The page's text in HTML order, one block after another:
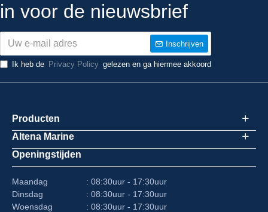
in voor de nieuwsbrief
Inschrijven
Ik heb de Privacy Policy gelezen en ga hiermee akkoord
Producten
Altena Marine
Openingstijden
Maandag : 08:30uur - 17:30uur
Dinsdag : 08:30uur - 17:30uur
Woensdag : 08:30uur - 17:30uur